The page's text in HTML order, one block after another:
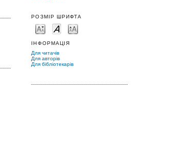
РОЗМІР ШРИФТА
ІНФОРМАЦІЯ
Для читачів
Для авторів
Для бібліотекарів